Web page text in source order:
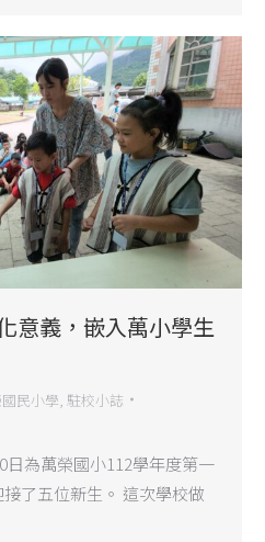
意義，嵌入萬小學生
民小學 駐校小誌
日為萬榮國小112學年度第一
了五位新生。 這次學校做